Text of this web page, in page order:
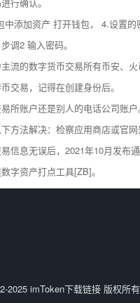
中添加资产 打开钱包， 4.设置
调2 输入密码。
流的数字货币交易所有币安、
交易，记得在创建身份后。
所账户还是别人的电话公司账户
方法解决：检察应用商店或官
信息无误后，2021年10月发布
字资产打点工具[ZB]。
2025 imToken下载链接 版权所有